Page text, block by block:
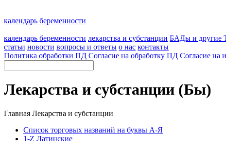
календарь беременности
календарь беременности лекарства и субстанции БАДы и другие
статьи новости вопросы и ответы о нас контакты
Политика обработки ПД Согласие на обработку ПД Согласие на
Лекарства и субстанции (Бы)
Главная Лекарства и субстанции
Список торговых названий на буквы А-Я
1-Z Латинские